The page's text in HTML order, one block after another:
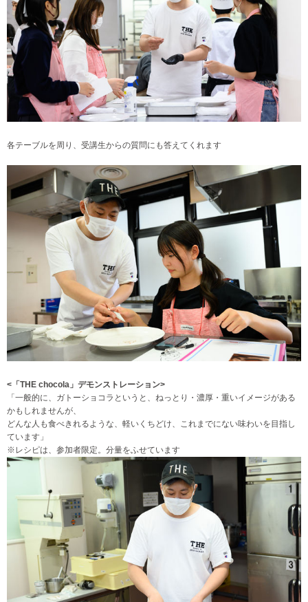
各テーブルを周り、受講生からの質問にも答えてくれます
<「THE chocola」デモンストレーション>
「一般的に、ガトーショコラというと、ねっとり・濃厚・重いイメージがある
かもしれませんが、
どんな人も食べきれるような、軽いくちどけ、これまでにない味わいを目指し
ています 」
※レシピは、参加者限定。分量をふせています